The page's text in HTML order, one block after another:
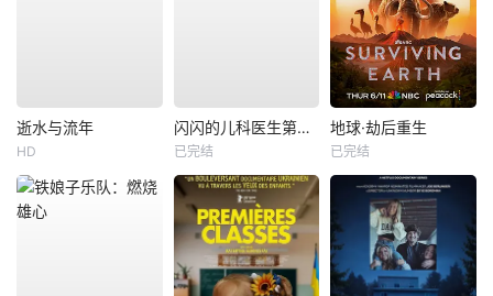
逝水与流年
HD
闪闪的儿科医生第四季
已完结
地球·劫后重生
已完结